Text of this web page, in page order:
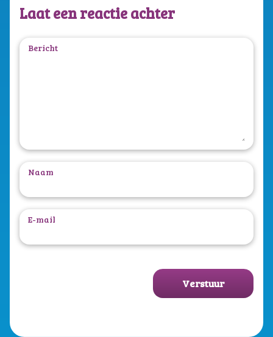
Laat een reactie achter
Bericht
Naam
E-mail
Verstuur